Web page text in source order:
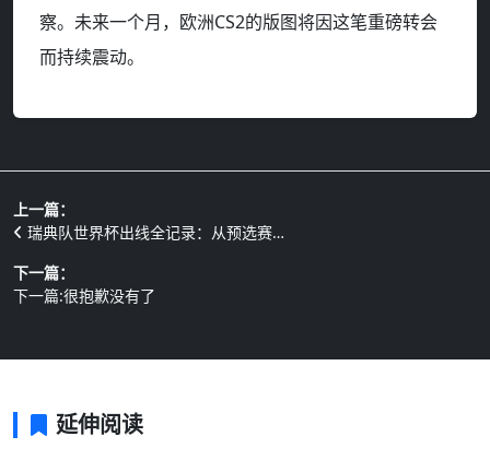
察。未来一个月，欧洲CS2的版图将因这笔重磅转会
而持续震动。
上一篇：
瑞典队世界杯出线全记录：从预选赛…
下一篇：
下一篇:很抱歉没有了
延伸阅读